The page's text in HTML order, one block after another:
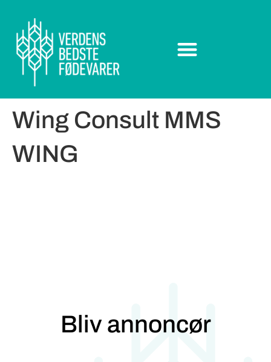
Wing Consult MMS
WING
Bliv annoncør